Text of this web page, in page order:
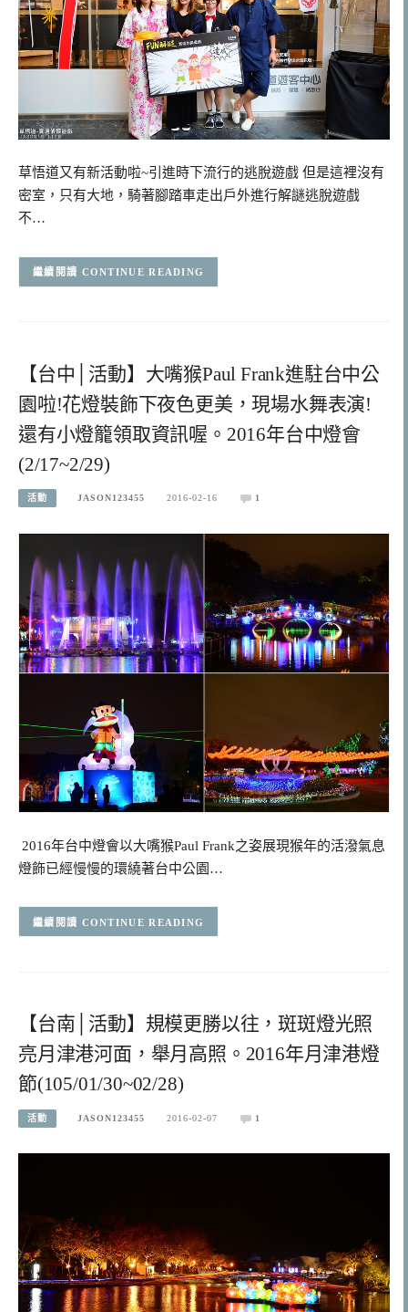
草悟道又有新活動啦~引進時下流行的逃脫遊戲 但是這裡沒有
密室，只有大地，騎著腳踏車走出戶外進行解謎逃脫遊戲
不…
CONTINUE READING
【台中│活動】大嘴猴Paul Frank進駐台中公
園啦!花燈裝飾下夜色更美，現場水舞表演!
還有小燈籠領取資訊喔。2016年台中燈會
(2/17~2/29)
活動 JASON123455 2016-02-16 1
2016年台中燈會以大嘴猴Paul Frank之姿展現猴年的活潑氣息
燈飾已經慢慢的環繞著台中公園…
CONTINUE READING
【台南│活動】規模更勝以往，斑斑燈光照
亮月津港河面，舉月高照。2016年月津港燈
節(105/01/30~02/28)
活動 JASON123455 2016-02-07 1